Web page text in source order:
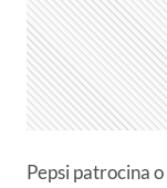
Pepsi patrocina